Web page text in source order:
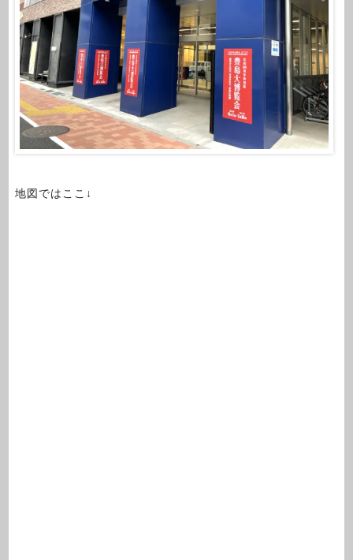
地図ではここ↓